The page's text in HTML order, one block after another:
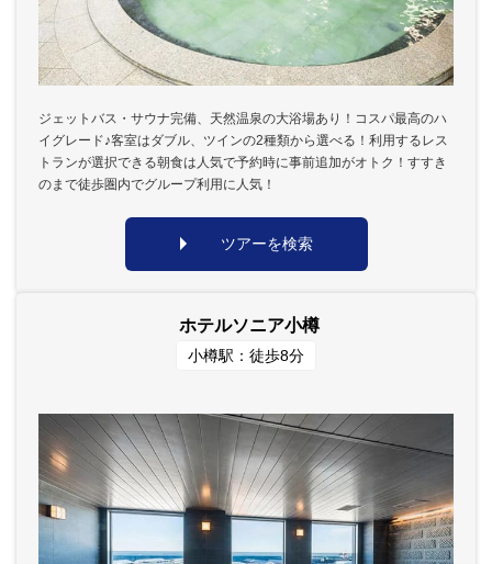
ジェットバス・サウナ完備、天然温泉の大浴場あり！コスパ最高のハ
イグレード♪客室はダブル、ツインの2種類から選べる！利用するレス
トランが選択できる朝食は人気で予約時に事前追加がオトク！すすき
のまで徒歩圏内でグループ利用に人気！
ツアーを検索
ホテルソニア小樽
小樽駅：徒歩8分